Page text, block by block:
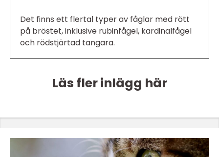
Det finns ett flertal typer av fåglar med rött
på bröstet, inklusive rubinfågel, kardinalfågel
och rödstjärtad tangara.
Läs fler inlägg här